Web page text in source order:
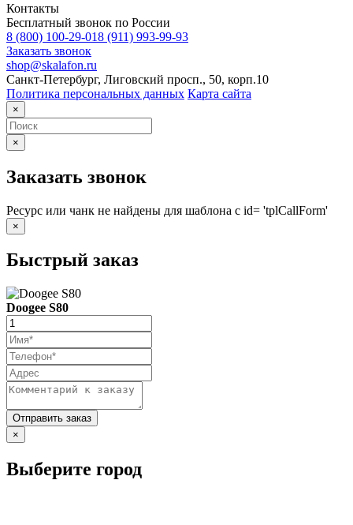
Контакты
Бесплатный звонок по России
8 (800) 100-29-018 (911) 993-99-93
Заказать звонок
shop@skalafon.ru
Санкт-Петербург, Лиговский просп., 50, корп.10
Политика персональных данных Карта сайта
×
×
Заказать звонок
Ресурс или чанк не найдены для шаблона с id= 'tplCallForm'
×
Быстрый заказ
Doogee S80
×
Выберите город